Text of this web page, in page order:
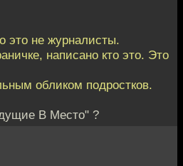
это не журналисты.
написано кто это. Это
обликом подростков.
В Место" ?